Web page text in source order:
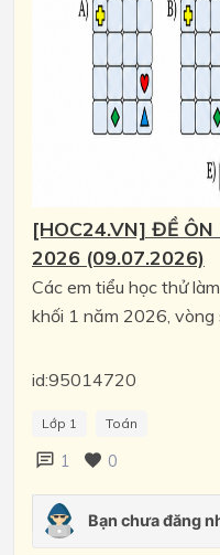
[HOC24.VN] ĐỀ ÔN
2026 (09.07.2026)
Các em tiểu học thử
khối 1 năm 2026, vòng
id:95014720
Lớp 1 Toán
1 0